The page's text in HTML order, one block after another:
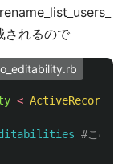
れるので
< ActiveRecord
#この行